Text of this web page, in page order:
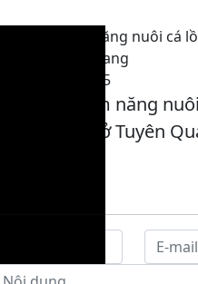
Khai thác tiềm năng nuôi cá
điện ở Tuyên Quang
08:04, 27/10/2025
Khai thác tiềm năng
hồ thủy điện ở Tuyên